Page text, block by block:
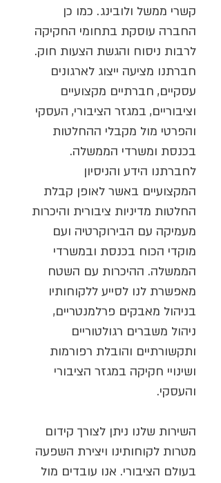
קשרי ממשל ולובינג. כמו כן
החברה עוסקת בתחומי החקיקה
לרבות ניסוח והגשת הצעות חוק.
חברתנו מציעה ייצוג לארגונים
עסקיים, חברתיים מקצועיים
וציבוריים, במגזר הציבורי, העסקי
והפרטי מול מקבלי ההחלטות
בכנסת ומשרדי הממשלה.
לחברתנו הידע והניסיון
המקצועיים באשר לאופן קבלת
החלטות מדיניות ציבורית והיכרות
מעמיקה עם הבירוקרטיה ועם
מוקדי הכוח בכנסת ובמשרדי
הממשלה. ההיכרות עם השטח
מאפשרת לנו לסייע ללקוחותיו
בניהול מאבקים פרלמנטריים,
ניהול משברים רגולטוריים
ותקשורתיים והובלת רפורמות
ושינויי חקיקה במגזר הציבורי
והעסקי.
השירות שלנו ניתן לצורך קידום
מטרות לקוחותינו ויצירת השפעה
בעולם הציבורי. אנו עובדים מול